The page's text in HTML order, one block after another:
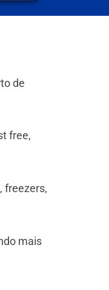
de
free,
, freezers,
mais